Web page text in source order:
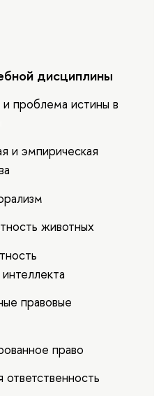
дисциплины
проблема истины в
и эмпирическая
животных
правовые
право